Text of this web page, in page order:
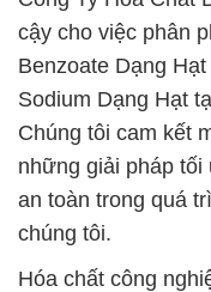
cậy cho việc phân
Benzoate Dạng
Sodium Dạng Hạt
Chúng tôi cam kết
những giải pháp
an toàn trong quá
chúng tôi.
Hóa chất công